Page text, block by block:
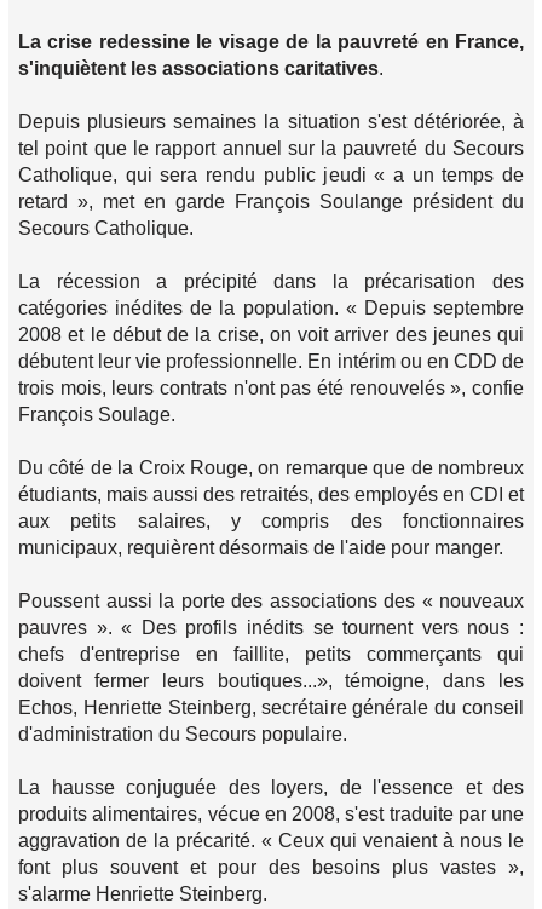
La crise redessine le visage de la pauvreté en France,
s'inquiètent les associations caritatives.
Depuis plusieurs semaines la situation s'est détériorée, à
tel point que le rapport annuel sur la pauvreté du Secours
Catholique, qui sera rendu public jeudi « a un temps de
retard », met en garde François Soulange président du
Secours Catholique.
La récession a précipité dans la précarisation des
catégories inédites de la population. « Depuis septembre
2008 et le début de la crise, on voit arriver des jeunes qui
débutent leur vie professionnelle. En intérim ou en CDD de
trois mois, leurs contrats n'ont pas été renouvelés », confie
François Soulage.
Du côté de la Croix Rouge, on remarque que de nombreux
étudiants, mais aussi des retraités, des employés en CDI et
aux petits salaires, y compris des fonctionnaires
municipaux, requièrent désormais de l'aide pour manger.
Poussent aussi la porte des associations des « nouveaux
pauvres ». « Des profils inédits se tournent vers nous :
chefs d'entreprise en faillite, petits commerçants qui
doivent fermer leurs boutiques...», témoigne, dans les
Echos, Henriette Steinberg, secrétaire générale du conseil
d'administration du Secours populaire.
La hausse conjuguée des loyers, de l'essence et des
produits alimentaires, vécue en 2008, s'est traduite par une
aggravation de la précarité. « Ceux qui venaient à nous le
font plus souvent et pour des besoins plus vastes »,
s'alarme Henriette Steinberg.